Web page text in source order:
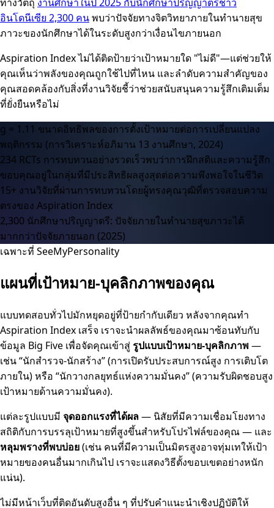
อินโดนีเซีย 2,300 คนพบว่าปัจจัยทางจิตวิทยาภายในทำนายสุข
ภาวะของนักศึกษาได้ในระดับสูงกว่าเงื่อนไขภายนอก
Aspiration Index ไม่ได้ติดป้ายว่าเป้าหมายใด "ไม่ดี"—แต่ช่วยให้
คุณเห็นว่าพลังของคุณถูกใช้ไปที่ไหน และลำดับความสำคัญของ
คุณสอดคล้องกับสิ่งที่งานวิจัยชี้ว่าช่วยสนับสนุนความรู้สึกเติมเต็ม
ที่ยั่งยืนหรือไม่
g = 1.11 ขนาดอิทธิพลของการตั้งเป้าหมายต่อการเปลี่ยนแปลง
พฤติกรรม (การวิเคราะห์อภิมาน 13 งานศึกษา, 2024)
234 RCTs การทบทวนอย่างรวดเร็วพบว่าการฝึกสติและความรู้สึก
ขอบคุณอยู่ในกลุ่มที่มีประสิทธิผลสูงสุดต่อความพึงพอใจในชีวิต
15+ งานวิจัยที่ผ่านการทบทวนโดยผู้ทรงคุณวุฒิที่ตรวจสอบความ
ตรงของ Aspiration Index
2,300 นักศึกษาปริญญาตรี: ปัจจัยภายในทำนายสุขภาวะได้
มากกว่าปัจจัยภายนอก (2025)
เฉพาะที่ SeeMyPersonality
แผนที่เป้าหมาย-บุคลิกภาพของคุณ
แบบทดสอบทั่วไปมักหยุดอยู่ที่ป้ายกำกับเดียว หลังจากคุณทำ
Aspiration Index เสร็จ เราจะนำผลลัพธ์ของคุณมาซ้อนทับกับ
ข้อมูล Big Five เพื่อจัดคุณเข้าสู่รูปแบบเป้าหมาย-บุคลิกภาพ —
เช่น “นักสำรวจ-นักสร้าง” (การเปิดรับประสบการณ์สูง การเติบโต
ภายใน) หรือ “นักวางกลยุทธ์แห่งความมั่นคง” (ความรับผิดชอบสูง
เป้าหมายด้านความมั่นคง).
แต่ละรูปแบบมี จุดออกแรงที่ได้ผล— นิสัยที่มีความเชื่อมโยงทาง
สถิติกับการบรรลุเป้าหมายที่สูงขึ้นสำหรับโปรไฟล์ของคุณ — และ
หลุมพรางที่พบบ่อย(เช่น คนที่มีความเป็นมิตรสูงอาจทุ่มเทให้เป้า
หมายของคนอื่นมากเกินไป เราจะแสดงวิธีตั้งขอบเขตอย่างหนัก
แน่น).
ไม่มีหน้าเว็บที่ติดอันดับสูงอื่น ๆ ที่ปรับคำแนะนำเชิงปฏิบัติให้